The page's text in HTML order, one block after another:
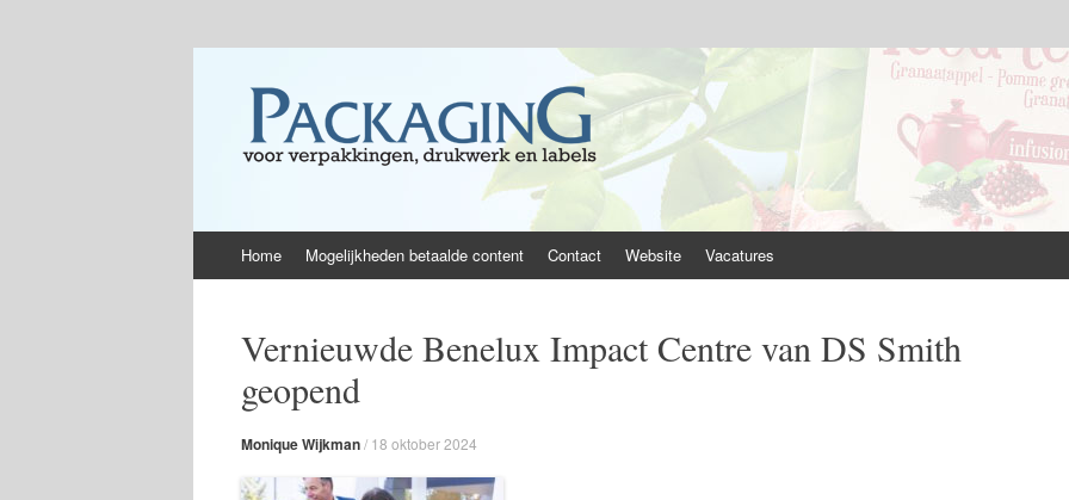
to
Home Mogelijkheden betaalde content Contact Website Vacatures
Vernieuwde Benelux Impact Centre van DS Smith
geopend
Monique Wijkman/ 18 oktober 2024